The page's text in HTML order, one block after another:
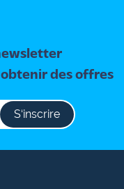
des offres
S‘inscrire